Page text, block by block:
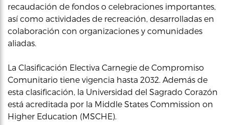
recaudación de fondos o celebraciones importantes,
así como actividades de recreación, desarrolladas en
colaboración con organizaciones y comunidades
aliadas.
La Clasificación Electiva Carnegie de Compromiso
Comunitario tiene vigencia hasta 2032. Además de
esta clasificación, la Universidad del Sagrado Corazón
está acreditada por la Middle States Commission on
Higher Education (MSCHE).